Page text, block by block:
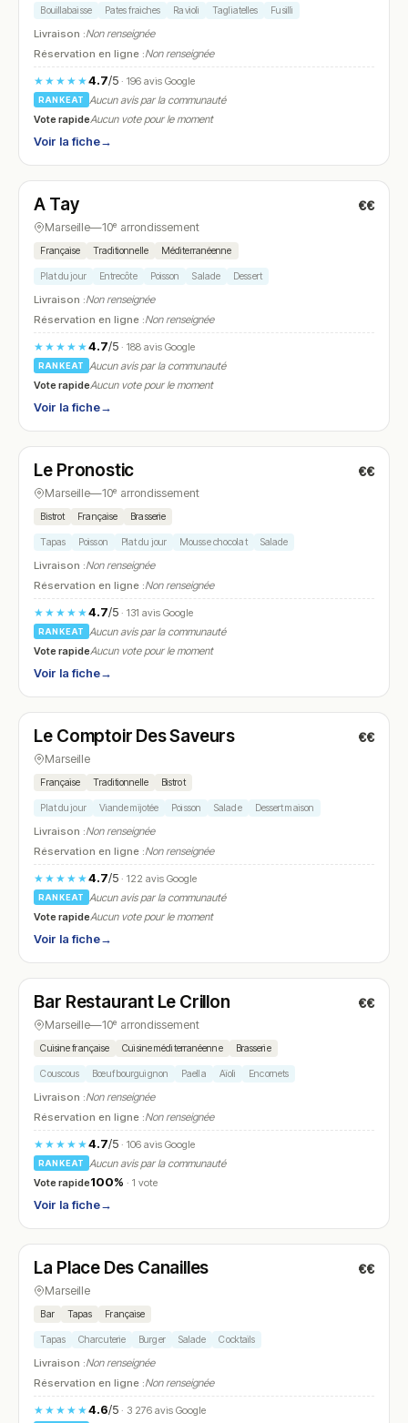
Bouillabaisse Pates fraiches Ravioli Tagliatelles Fusilli
Livraison :Non renseignée
Réservation en ligne :Non renseignée
★★★★★4.7/5· 196 avis Google
RANKEAT
Aucun avis par la communauté
Vote rapideAucun vote pour le moment
Voir la fiche→
N° 22
A Tay €€
Marseille—10ᵉ arrondissement
Française Traditionnelle Méditerranéenne
Plat du jour Entrecôte Poisson Salade Dessert
Livraison :Non renseignée
Réservation en ligne :Non renseignée
★★★★★4.7/5· 188 avis Google
RANKEAT
Aucun avis par la communauté
Vote rapideAucun vote pour le moment
Voir la fiche→
N° 23
Le Pronostic €€
Marseille—10ᵉ arrondissement
Bistrot Française Brasserie
Tapas Poisson Plat du jour Mousse chocolat Salade
Livraison :Non renseignée
Réservation en ligne :Non renseignée
★★★★★4.7/5· 131 avis Google
RANKEAT
Aucun avis par la communauté
Vote rapideAucun vote pour le moment
Voir la fiche→
N° 24
Le Comptoir Des Saveurs €€
Marseille
Française Traditionnelle Bistrot
Plat du jour Viande mijotée Poisson Salade Dessert maison
Livraison :Non renseignée
Réservation en ligne :Non renseignée
★★★★★4.7/5· 122 avis Google
RANKEAT
Aucun avis par la communauté
Vote rapideAucun vote pour le moment
Voir la fiche→
N° 25
Bar Restaurant Le Crillon €€
Marseille—10ᵉ arrondissement
Cuisine française Cuisine méditerranéenne Brasserie
Couscous Bœuf bourguignon Paella Aïoli Encornets
Livraison :Non renseignée
Réservation en ligne :Non renseignée
★★★★★4.7/5· 106 avis Google
RANKEAT
Aucun avis par la communauté
Vote rapide100% · 1 vote
Voir la fiche→
N° 26
La Place Des Canailles €€
Marseille
Bar Tapas Française
Tapas Charcuterie Burger Salade Cocktails
Livraison :Non renseignée
Réservation en ligne :Non renseignée
★★★★★4.6/5· 3 276 avis Google